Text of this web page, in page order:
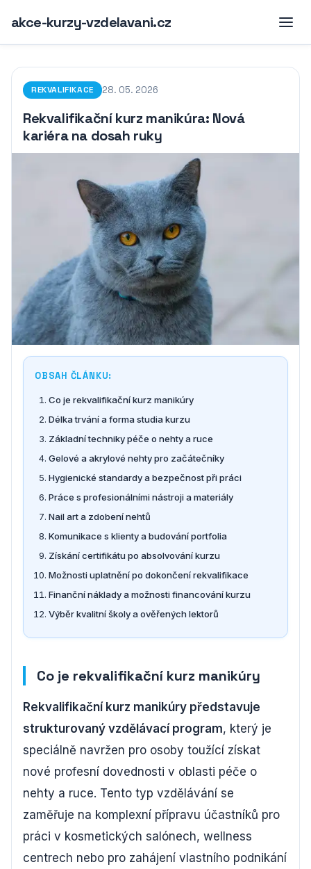
akce-kurzy-vzdelavani.cz
REKVALIFIKACE 28. 05. 2026
Rekvalifikační kurz manikúra: Nová
kariéra na dosah ruky
OBSAH ČLÁNKU:
Co je rekvalifikační kurz manikúry
Délka trvání a forma studia kurzu
Základní techniky péče o nehty a ruce
Gelové a akrylové nehty pro začátečníky
Hygienické standardy a bezpečnost při práci
Práce s profesionálními nástroji a materiály
Nail art a zdobení nehtů
Komunikace s klienty a budování portfolia
Získání certifikátu po absolvování kurzu
Možnosti uplatnění po dokončení rekvalifikace
Finanční náklady a možnosti financování kurzu
Výběr kvalitní školy a ověřených lektorů
Co je rekvalifikační kurz manikúry
Rekvalifikační kurz manikúry představuje
strukturovaný vzdělávací program, který je
speciálně navržen pro osoby toužící získat
nové profesní dovednosti v oblasti péče o
nehty a ruce. Tento typ vzdělávání se
zaměřuje na komplexní přípravu účastníků pro
práci v kosmetických salónech, wellness
centrech nebo pro zahájení vlastního podnikání